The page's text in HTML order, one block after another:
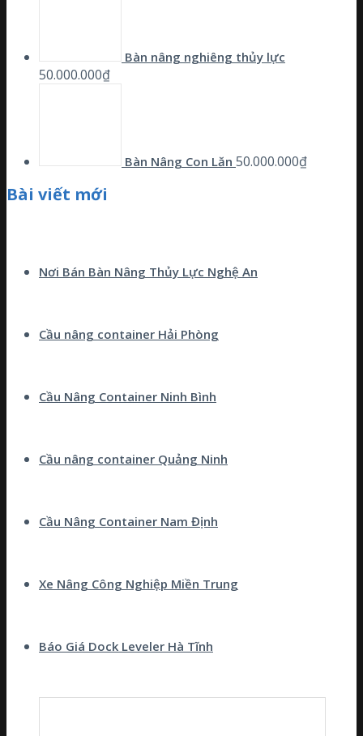
Bàn nâng nghiêng thủy lực
50.000.000₫
Bàn Nâng Con Lăn 50.000.000₫
Bài viết mới
Nơi Bán Bàn Nâng Thủy Lực Nghệ An
Cầu nâng container Hải Phòng
Cầu Nâng Container Ninh Bình
Cầu nâng container Quảng Ninh
Cầu Nâng Container Nam Định
Xe Nâng Công Nghiệp Miền Trung
Báo Giá Dock Leveler Hà Tĩnh